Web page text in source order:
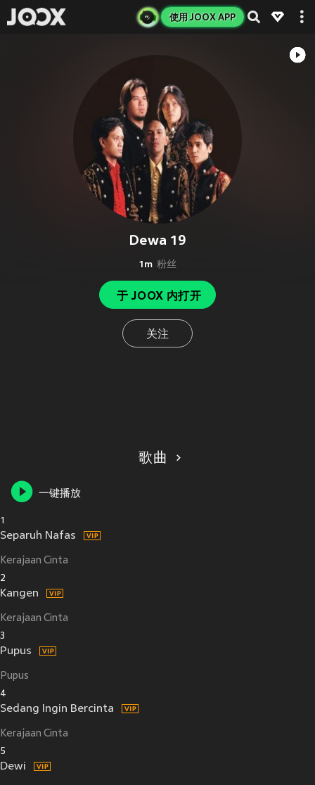
使用 JOOX APP
Dewa 19
1m 粉丝
于 JOOX 内打开
关注
歌曲
一键播放
1
Separuh Nafas
Kerajaan Cinta
2
Kangen
Kerajaan Cinta
3
Pupus
Pupus
4
Sedang Ingin Bercinta
Kerajaan Cinta
5
Dewi